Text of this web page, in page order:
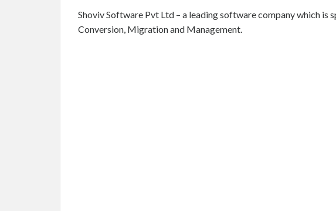
Shoviv Software Pvt Ltd – a leading software company which is
Conversion, Migration and Management.